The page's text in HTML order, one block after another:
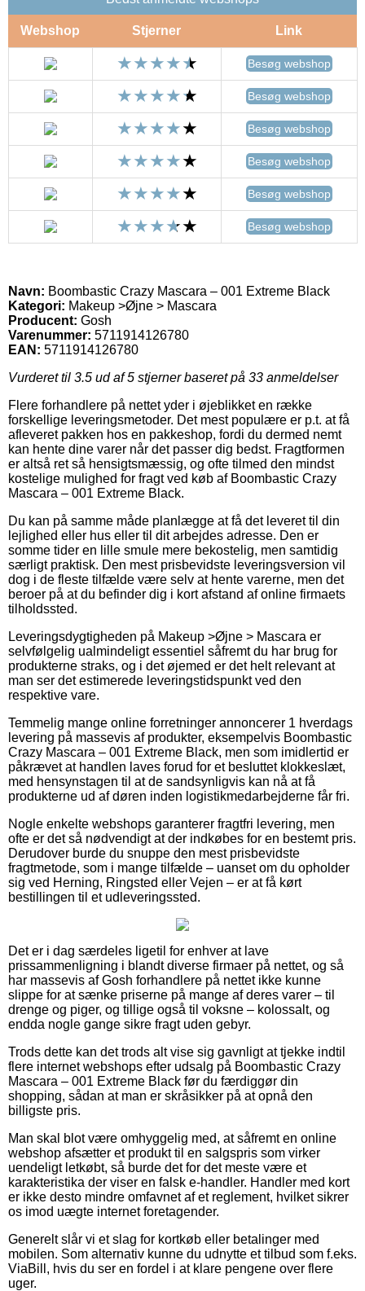
Webshop Stjerner Link
Besøg webshop
Besøg webshop
Besøg webshop
Besøg webshop
Besøg webshop
Besøg webshop
Navn: Boombastic Crazy Mascara – 001 Extreme Black
Kategori: Makeup >Øjne > Mascara
Producent: Gosh
Varenummer: 5711914126780
EAN: 5711914126780
Vurderet til 3.5 ud af 5 stjerner baseret på 33 anmeldelser
Flere forhandlere på nettet yder i øjeblikket en række
forskellige leveringsmetoder. Det mest populære er p.t. at få
afleveret pakken hos en pakkeshop, fordi du dermed nemt
kan hente dine varer når det passer dig bedst. Fragtformen
er altså ret så hensigtsmæssig, og ofte tilmed den mindst
kostelige mulighed for fragt ved køb af Boombastic Crazy
Mascara – 001 Extreme Black.
Du kan på samme måde planlægge at få det leveret til din
lejlighed eller hus eller til dit arbejdes adresse. Den er
somme tider en lille smule mere bekostelig, men samtidig
særligt praktisk. Den mest prisbevidste leveringsversion vil
dog i de fleste tilfælde være selv at hente varerne, men det
beroer på at du befinder dig i kort afstand af online firmaets
tilholdssted.
Leveringsdygtigheden på Makeup >Øjne > Mascara er
selvfølgelig ualmindeligt essentiel såfremt du har brug for
produkterne straks, og i det øjemed er det helt relevant at
man ser det estimerede leveringstidspunkt ved den
respektive vare.
Temmelig mange online forretninger annoncerer 1 hverdags
levering på massevis af produkter, eksempelvis Boombastic
Crazy Mascara – 001 Extreme Black, men som imidlertid er
påkrævet at handlen laves forud for et besluttet klokkeslæt,
med hensynstagen til at de sandsynligvis kan nå at få
produkterne ud af døren inden logistikmedarbejderne får fri.
Nogle enkelte webshops garanterer fragtfri levering, men
ofte er det så nødvendigt at der indkøbes for en bestemt pris.
Derudover burde du snuppe den mest prisbevidste
fragtmetode, som i mange tilfælde – uanset om du opholder
sig ved Herning, Ringsted eller Vejen – er at få kørt
bestillingen til et udleveringssted.
Det er i dag særdeles ligetil for enhver at lave
prissammenligning i blandt diverse firmaer på nettet, og så
har massevis af Gosh forhandlere på nettet ikke kunne
slippe for at sænke priserne på mange af deres varer – til
drenge og piger, og tillige også til voksne – kolossalt, og
endda nogle gange sikre fragt uden gebyr.
Trods dette kan det trods alt vise sig gavnligt at tjekke indtil
flere internet webshops efter udsalg på Boombastic Crazy
Mascara – 001 Extreme Black før du færdiggør din
shopping, sådan at man er skråsikker på at opnå den
billigste pris.
Man skal blot være omhyggelig med, at såfremt en online
webshop afsætter et produkt til en salgspris som virker
uendeligt letkøbt, så burde det for det meste være et
karakteristika der viser en falsk e-handler. Handler med kort
er ikke desto mindre omfavnet af et reglement, hvilket sikrer
os imod uægte internet foretagender.
Generelt slår vi et slag for kortkøb eller betalinger med
mobilen. Som alternativ kunne du udnytte et tilbud som f.eks.
ViaBill, hvis du ser en fordel i at klare pengene over flere
uger.